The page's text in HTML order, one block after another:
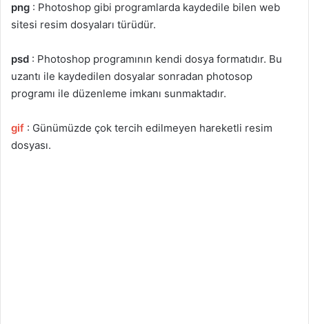
png : Photoshop gibi programlarda kaydedile bilen web
sitesi resim dosyaları türüdür.
psd : Photoshop programının kendi dosya formatıdır. Bu
uzantı ile kaydedilen dosyalar sonradan photosop
programı ile düzenleme imkanı sunmaktadır.
gif : Günümüzde çok tercih edilmeyen hareketli resim
dosyası.